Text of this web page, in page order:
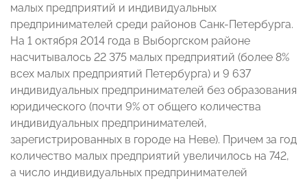
малых предприятий и индивидуальных
предпринимателей среди районов Санк-Петербурга.
На 1 октября 2014 года в Выборгском районе
насчитывалось 22 375 малых предприятий (более 8%
всех малых предприятий Петербурга) и 9 637
индивидуальных предпринимателей без образования
юридического (почти 9% от общего количества
индивидуальных предпринимателей,
зарегистрированных в городе на Неве). Причем за год
количество малых предприятий увеличилось на 742,
а число индивидуальных предпринимателей